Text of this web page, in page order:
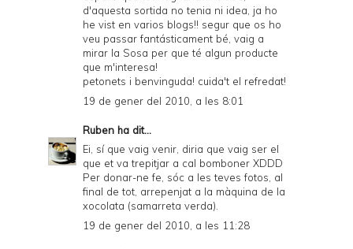
d'aquesta sortida no tenia ni idea, ja ho
he vist en varios blogs!! segur que os ho
veu passar fantásticament bé, vaig a
mirar la Sosa per que té algun producte
que m'interesa!
petonets i benvinguda! cuida't el refredat!
19 de gener del 2010, a les 8:01
Ruben ha dit...
Ei, sí que vaig venir, diria que vaig ser el
que et va trepitjar a cal bomboner XDDD
Per donar-ne fe, sóc a les teves fotos, al
final de tot, arrepenjat a la màquina de la
xocolata (samarreta verda).
19 de gener del 2010, a les 11:28